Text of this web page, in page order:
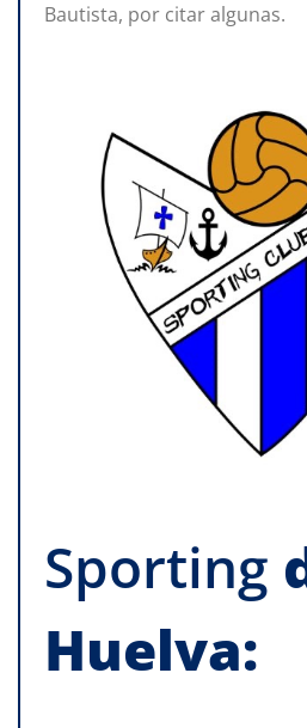
Bautista, por citar algunas.
Sporting
Huelva: